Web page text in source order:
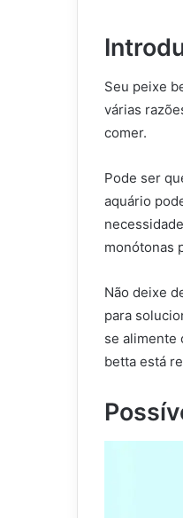
Seu peixe
várias
comer.
Pode ser
aquário
monótonas
Não deixe
para
se alimente
betta está